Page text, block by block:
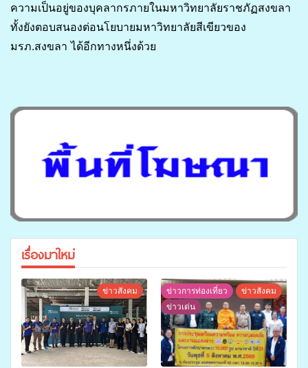
ความเป็นอยู่ของบุคลากรภายในมหาวิทยาลัยราชภัฏสงขลา
ทั้งยังตอบสนองต่อนโยบายมหาวิทยาลัยสีเขียวของ
มรภ.สงขลา ได้อีกทางหนึ่งด้วย
เรื่องมาใหม่
ข่าวสังคม ข่าวการท่องเที่ยว
ข่าวสังคม
ข่าวเด่น